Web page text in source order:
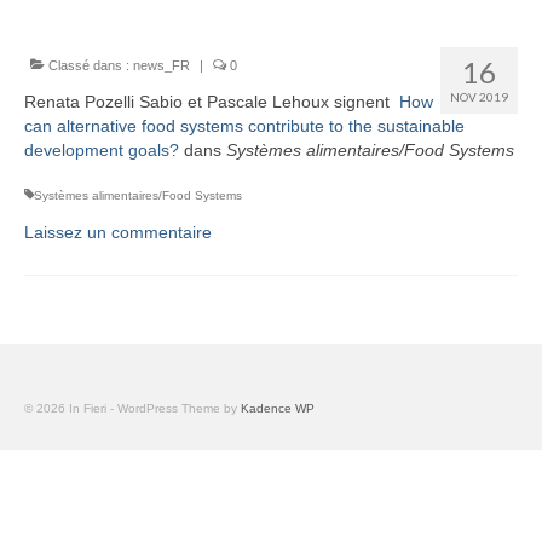
Publications
Vidéos
English
16
NOV 2019
Classé dans : news_FR | 0
Renata Pozelli Sabio et Pascale Lehoux signent How
can alternative food systems contribute to the sustainable
development goals? dans Systèmes alimentaires/Food Systems
Systèmes alimentaires/Food Systems
Laissez un commentaire
© 2026 In Fieri - WordPress Theme by Kadence WP